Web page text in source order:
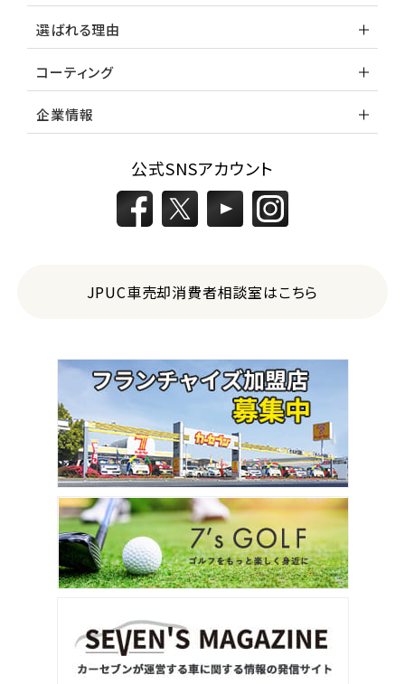
選ばれる理由
コーティング
企業情報
公式SNSアカウント
JPUC車売却消費者相談室はこちら